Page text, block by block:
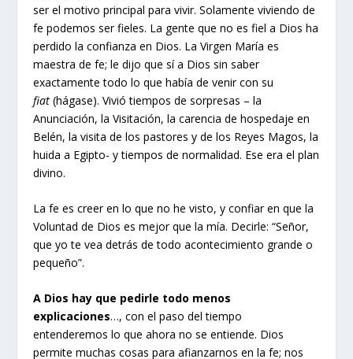
ser el motivo principal para vivir. Solamente viviendo de
fe podemos ser fieles. La gente que no es fiel a Dios ha
perdido la confianza en Dios. La Virgen María es
maestra de fe; le dijo que sí a Dios sin saber
exactamente todo lo que había de venir con su
fiat (hágase). Vivió tiempos de sorpresas – la
Anunciación, la Visitación, la carencia de hospedaje en
Belén, la visita de los pastores y de los Reyes Magos, la
huida a Egipto- y tiempos de normalidad. Ese era el plan
divino.
La fe es creer en lo que no he visto, y confiar en que la
Voluntad de Dios es mejor que la mía. Decirle: “Señor,
que yo te vea detrás de todo acontecimiento grande o
pequeño”.
A Dios hay que pedirle todo menos
explicaciones…, con el paso del tiempo
entenderemos lo que ahora no se entiende. Dios
permite muchas cosas para afianzarnos en la fe; nos